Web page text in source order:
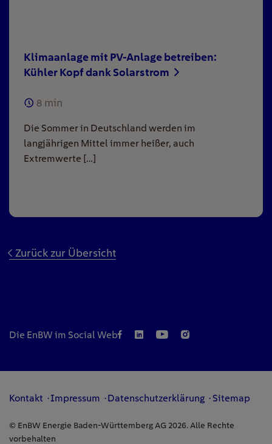
Klimaanlage mit PV-Anlage betreiben:
Kühler Kopf dank Solarstrom
8 min
Die Sommer in Deutschland werden im
langjährigen Mittel immer heißer, auch
Extremwerte […]
Zurück zur Übersicht
Die EnBW im Social Web
Kontakt Impressum Datenschutzerklärung Sitemap
© EnBW Energie Baden-Württemberg AG 2026. Alle Rechte
vorbehalten